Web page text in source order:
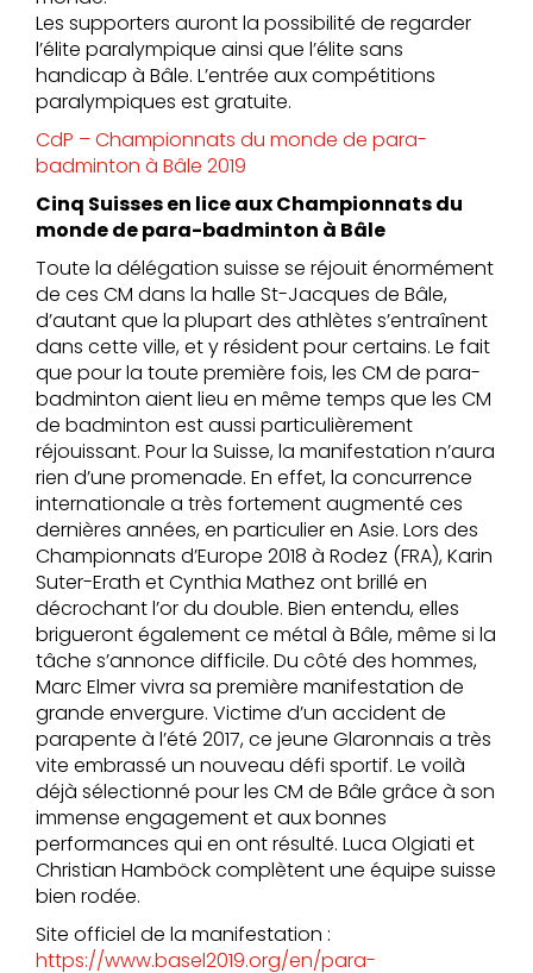
Les supporters auront la possibilité de regarder
l’élite paralympique ainsi que l’élite sans
handicap à Bâle. L’entrée aux compétitions
paralympiques est gratuite.
CdP – Championnats du monde de para-
badminton à Bâle 2019
Cinq Suisses en lice aux Championnats du
monde de para-badminton à Bâle
Toute la délégation suisse se réjouit énormément
de ces CM dans la halle St-Jacques de Bâle,
d’autant que la plupart des athlètes s’entraînent
dans cette ville, et y résident pour certains. Le fait
que pour la toute première fois, les CM de para-
badminton aient lieu en même temps que les CM
de badminton est aussi particulièrement
réjouissant. Pour la Suisse, la manifestation n’aura
rien d’une promenade. En effet, la concurrence
internationale a très fortement augmenté ces
dernières années, en particulier en Asie. Lors des
Championnats d’Europe 2018 à Rodez (FRA), Karin
Suter-Erath et Cynthia Mathez ont brillé en
décrochant l’or du double. Bien entendu, elles
brigueront également ce métal à Bâle, même si la
tâche s’annonce difficile. Du côté des hommes,
Marc Elmer vivra sa première manifestation de
grande envergure. Victime d’un accident de
parapente à l’été 2017, ce jeune Glaronnais a très
vite embrassé un nouveau défi sportif. Le voilà
déjà sélectionné pour les CM de Bâle grâce à son
immense engagement et aux bonnes
performances qui en ont résulté. Luca Olgiati et
Christian Hamböck complètent une équipe suisse
bien rodée.
Site officiel de la manifestation :
https://www.basel2019.org/en/para-